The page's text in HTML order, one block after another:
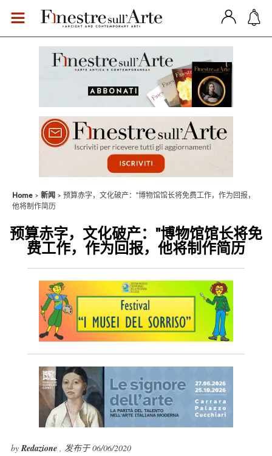
Home 新闻
预算赤字，文化破产："博物馆馆长将免费工作，作为回报，
他将制作简历
预算赤字，文化破产："博物馆馆长将免
费工作，作为回报，他将制作简历
byRedazione , 发布于 06/06/2020